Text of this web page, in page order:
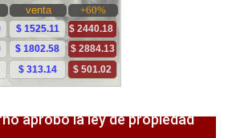
aprobó la ley de propiedad